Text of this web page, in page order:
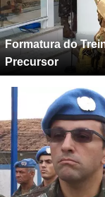
Formatura do
Precursor